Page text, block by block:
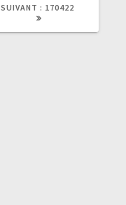
SUIVANT : ARTICLE
170422